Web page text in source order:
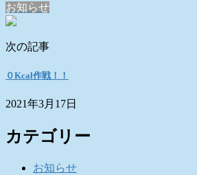
お知らせ
次の記事
０Kcal作戦！！
2021年3月17日
カテゴリー
お知らせ